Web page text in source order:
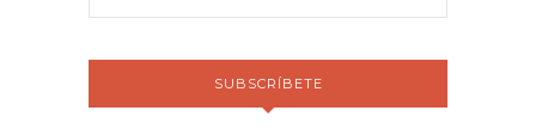
SUBSCRÍBETE